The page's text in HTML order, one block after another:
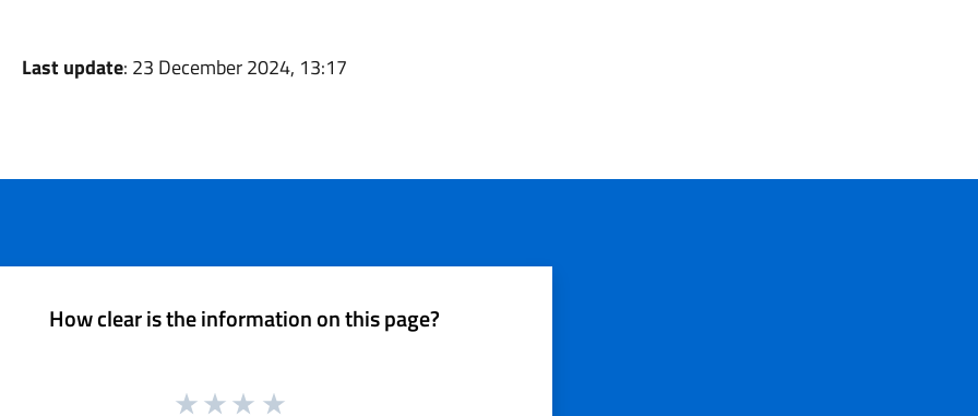
Last update: 23 December 2024, 13:17
How clear is the information on this page?